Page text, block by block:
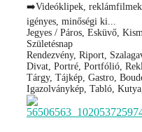
➡️Videóklipek, reklámfilmek,
igényes, minőségi ki...
Jegyes / Páros, Esküvő,
Születésnap
Rendezvény, Riport,
Divat, Portré, Portfólió,
Tárgy, Tájkép, Gastro,
Igazolványkép, Tabló,